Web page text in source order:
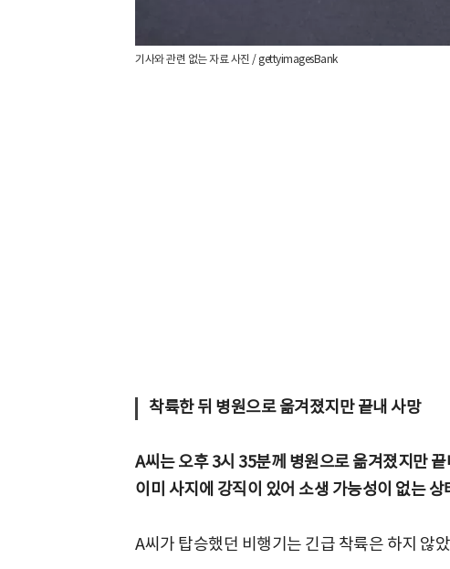
기사와 관련 없는 자료 사진 / gettyimagesBank
착륙한 뒤 병원으로 옮겨졌지만 끝내 사망
A씨는 오후 3시 35분께 병원으로 옮겨졌지만
이미 사지에 강직이 있어 소생 가능성이 없는
A씨가 탑승했던 비행기는 긴급 착륙은 하지 않